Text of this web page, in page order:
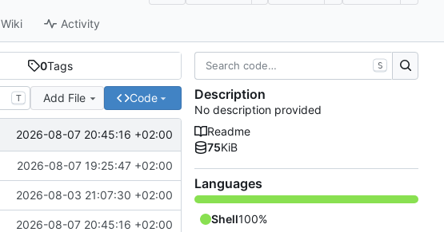
Wiki Activity
0Tags
T Add File Code
2026-08-07 20:45:16 +02:00
2026-08-07 19:25:47 +02:00
2026-08-03 21:07:30 +02:00
2026-08-07 20:45:16 +02:00
S
Description
No description provided
Readme
75KiB
Languages
Shell100%